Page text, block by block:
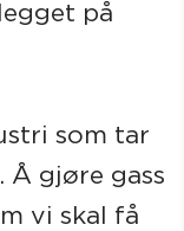
på
som tar
Å gjøre gass
vi skal få